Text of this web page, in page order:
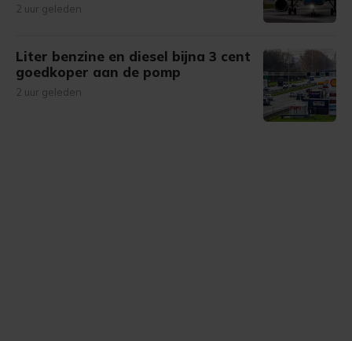
2 uur geleden
Liter benzine en diesel bijna 3 cent
goedkoper aan de pomp
2 uur geleden